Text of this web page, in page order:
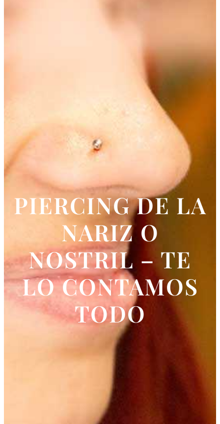
Estudio de tatuajes profesional en Valladolid
PIERCING DE LA
NARIZ O
NOSTRIL – TE
LO CONTAMOS
TODO